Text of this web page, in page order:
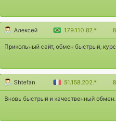
Алексей 179.110.82.*
Прикольный сайт, обмен быстрый,
Shtefan 51.158.202.*
Вновь быстрый и качественный обмен.